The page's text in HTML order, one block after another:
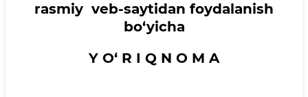
rasmiy veb-saytidan foydalanish
bo‘yicha
Y O‘ R I Q N O M A